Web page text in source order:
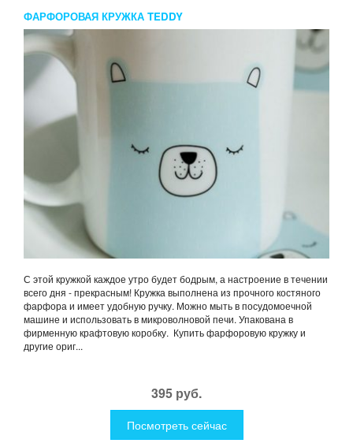
ФАРФОРОВАЯ КРУЖКА TEDDY
С этой кружкой каждое утро будет бодрым, а настроение в течении
всего дня - прекрасным! Кружка выполнена из прочного костяного
фарфора и имеет удобную ручку. Можно мыть в посудомоечной
машине и использовать в микроволновой печи. Упакована в
фирменную крафтовую коробку. Купить фарфоровую кружку и
другие ориг...
395 руб.
Посмотреть сейчас